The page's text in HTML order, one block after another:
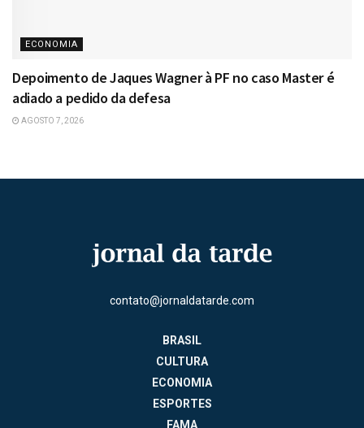
ECONOMIA
Depoimento de Jaques Wagner à PF no caso Master é
adiado a pedido da defesa
AGOSTO 7, 2026
contato@jornaldatarde.com
BRASIL
CULTURA
ECONOMIA
ESPORTES
FAMA